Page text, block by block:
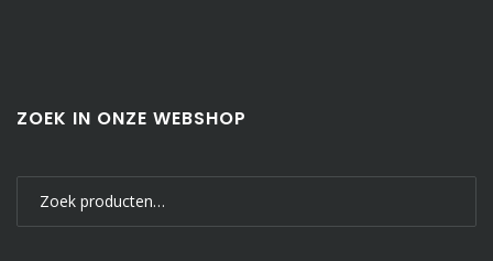
ZOEK IN ONZE WEBSHOP